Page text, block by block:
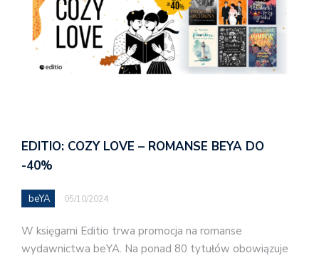
EDITIO: COZY LOVE – ROMANSE BEYA DO
-40%
beYA 05/10/2024
W księgarni Editio trwa promocja na romanse
wydawnictwa beYA. Na ponad 80 tytułów obowiązuje